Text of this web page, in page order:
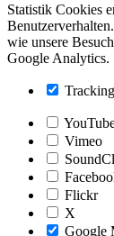
Statistik Cookies
wie unsere
Google Analytics.
Vimeo
Flickr
X
Google